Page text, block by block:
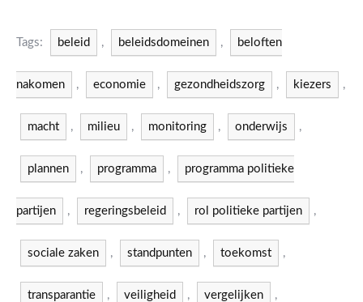
Tags: beleid , beleidsdomeinen , beloften
nakomen , economie , gezondheidszorg , kiezers ,
macht , milieu , monitoring , onderwijs ,
plannen , programma , programma politieke
partijen , regeringsbeleid , rol politieke partijen ,
sociale zaken , standpunten , toekomst ,
transparantie , veiligheid , vergelijken ,